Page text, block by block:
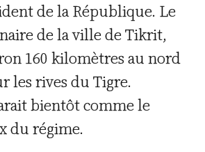
de la République. Le
de la ville de Tikrit,
160 kilomètres au nord
les rives du Tigre.
bientôt comme le
du régime.